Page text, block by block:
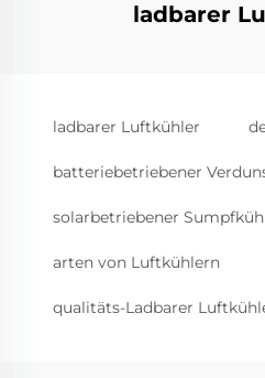
ladbarer
ladbarer Luftkühler
batteriebetriebener
solarbetriebener
arten von Luftkühlern
qualitäts-Ladbarer